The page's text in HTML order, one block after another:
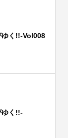
ゆく!!-Vol008
ゆく!!-